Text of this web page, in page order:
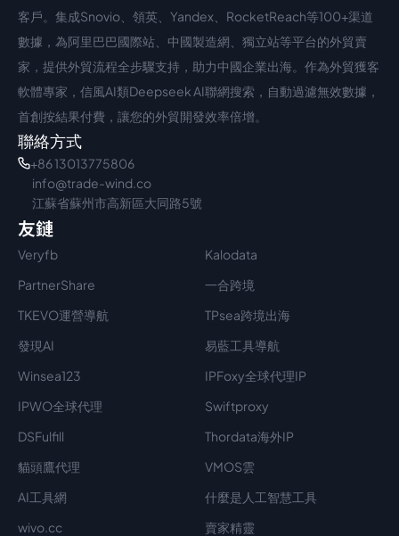
客戶。集成Snovio、領英、Yandex、RocketReach等100+渠道
數據，為阿里巴巴國際站、中國製造網、獨立站等平台的外貿賣
家，提供外貿流程全步驟支持，助力中國企業出海。作為外貿獲客
軟體專家，信風AI類Deepseek AI聯網搜索，自動過濾無效數據，
首創按結果付費，讓您的外貿開發效率倍增。
聯絡方式
+86 13013775806
info@trade-wind.co
江蘇省蘇州市高新區大同路5號
友鏈
Veryfb
Kalodata
PartnerShare
一合跨境
TKEVO運營導航
TPsea跨境出海
發現AI
易藍工具導航
Winsea123
IPFoxy全球代理IP
IPWO全球代理
Swiftproxy
DSFulfill
Thordata海外IP
貓頭鷹代理
VMOS雲
AI工具網
什麼是人工智慧工具
wivo.cc
賣家精靈